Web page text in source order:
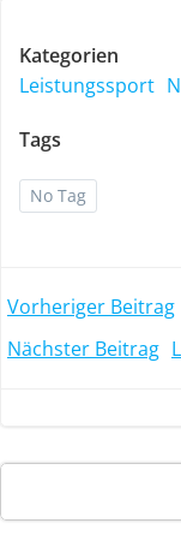
Kategorien
Leistungssport
Tags
No Tag
Post
Vorheriger Beitrag
Post
Nächster Beitrag
Suchen